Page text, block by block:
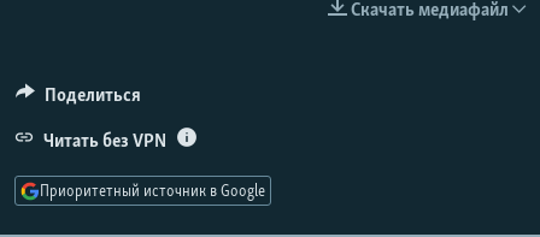
Скачать медиафайл
Поделиться
Читать без VPN
Приоритетный источник в Google